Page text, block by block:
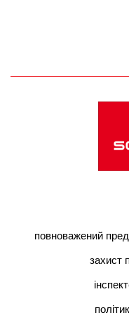
повноважений
захист